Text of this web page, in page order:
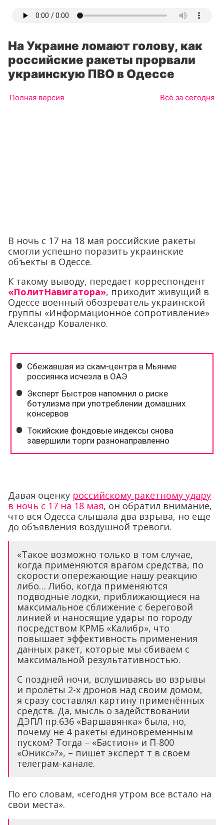
На Украине ломают голову, как
российские ракеты прорвали
украинскую ПВО в Одессе
Полная версия Всё за сегодня
В ночь с 17 на 18 мая российские ракеты
смогли успешно поразить украинские
объекты в Одессе.
К такому выводу, передает корреспондент
«ПолитНавигатора», приходит живущий в
Одессе военный обозреватель украинской
группы «Информационное сопротивление»
Александр Коваленко.
Давая оценку российскому ракетному удару
в ночь с 17 на 18 мая, он обратил внимание,
что вся Одесса слышала два взрыва, но еще
до объявления воздушной тревоги.
«Такое возможно только в том случае,
когда применяются врагом средства, по
скорости опережающие нашу реакцию
либо… Либо, когда применяются
подводные лодки, приближающиеся на
максимальное сближение с береговой
линией и наносящие удары по городу
посредством КРМБ «Калибр», что
повышает эффективность применения
данных ракет, которые мы сбиваем с
максимальной результативностью.
С поздней ночи, вслушиваясь во взрывы
и пролёты 2-х дронов над своим домом,
я сразу составлял картину применённых
средств. Да, мысль о задействовании
ДЭПЛ пр.636 «Варшавянка» была, но,
почему не 4 ракеты единовременным
пуском? Тогда – «Бастион» и П-800
«Оникс»?», – пишет эксперт т в своем
телеграм-канале.
По его словам, «сегодня утром все встало на
свои места».